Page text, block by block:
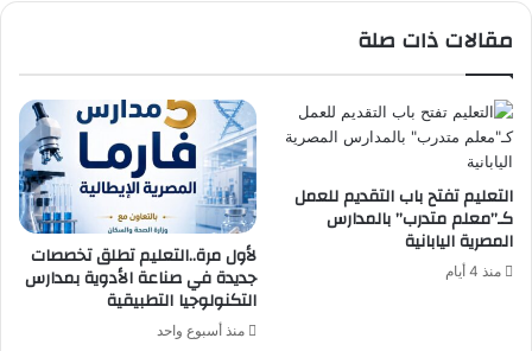
تعزيز
والعلمي
مقالات ذات صلة
التعليم تفتح باب التقديم للعمل
كـ”معلم متدرب” بالمدارس
المصرية اليابانية
منذ 4 أيام لأول مرة..التعليم تطلق تخصصات
جديدة في صناعة الأدوية بمدارس
التكنولوجيا التطبيقية
منذ أسبوع واحد